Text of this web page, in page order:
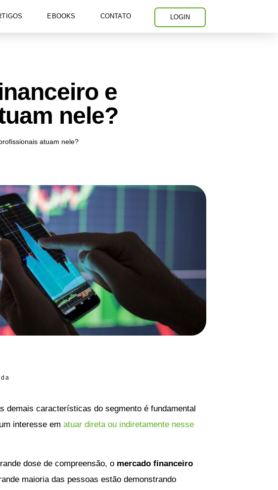
EBOOKS CONTATO LOGIN
e
nele?
atuam nele?
demais características do segmento é fundamental
interesse em atuar direta ou indiretamente nesse
dose de compreensão, o mercado financeiro
maioria das pessoas estão demonstrando